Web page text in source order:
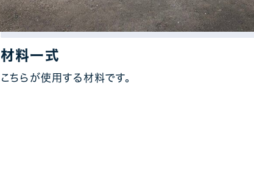
材料一式
こちらが使用する材料です。